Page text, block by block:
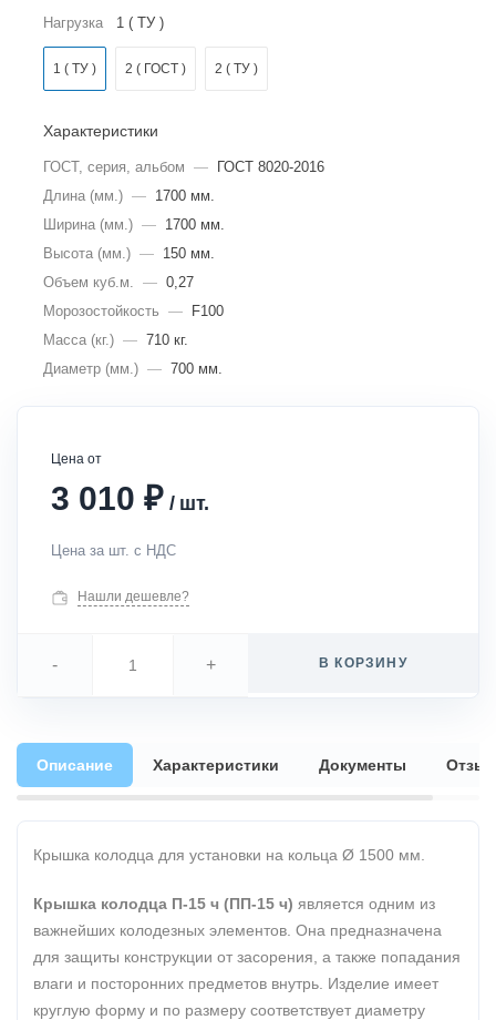
Нагрузка 1 ( ТУ )
1 ( ТУ ) 2 ( ГОСТ ) 2 ( ТУ )
Характеристики
ГОСТ, серия, альбом —
ГОСТ 8020-2016
Длина (мм.) — 1700 мм.
Ширина (мм.) — 1700 мм.
Высота (мм.) — 150 мм.
Объем куб.м. — 0,27
Морозостойкость —
F100
Масса (кг.) — 710 кг.
Диаметр (мм.) — 700 мм.
Цена от
3 010 ₽ / шт.
Цена за шт. с НДС
Нашли дешевле?
- + В КОРЗИНУ
Описание Характеристики Документы
Крышка колодца для установки на кольца Ø 1500 мм.
Крышка колодца П-15 ч (ПП-15 ч) является одним из
важнейших колодезных элементов. Она предназначена
для защиты конструкции от засорения, а также попадания
влаги и посторонних предметов внутрь. Изделие имеет
круглую форму и по размеру соответствует диаметру